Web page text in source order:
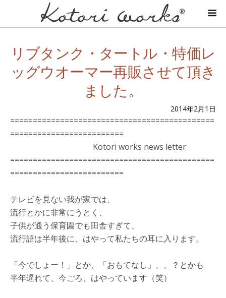
リブタンク・タートル・特価レ
ッグウオーマー再販させて頂き
ました。
2014年2月1日
=============================================
=========================
Kotori works news letter
=============================================
=========================
テレビを見ない我が家では、
流行とかに非常にうとく、
子供が通う保育園でも田舎すぎて、
流行語は半年後に、はやって私たちの耳に入ります。
「今でしょー！」とか、「おもてなし」、、？とかも
半年遅れて、今ごろ、はやっています（笑）